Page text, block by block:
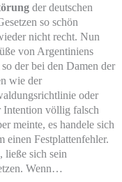
der deutschen
so schön
nicht recht. Nun
von Argentiniens
so der bei den Damen der
wie der
oder
Intention völlig falsch
meinte, es handele sich
Festplattenfehler.
ließe sich sein
Wenn…